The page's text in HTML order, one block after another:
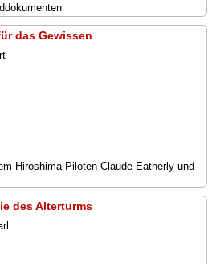
das Gewissen
Hiroshima-Piloten Claude Eatherly und
des Alterturms